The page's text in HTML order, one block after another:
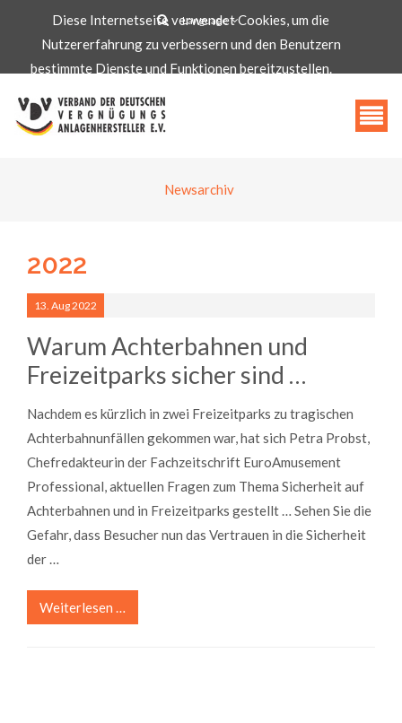
Language
info@vdv-freizeittechnologie.de
Newsarchiv
2022
13. Aug2022
Warum Achterbahnen und
Freizeitparks sicher sind …
Nachdem es kürzlich in zwei Freizeitparks zu tragischen
Achterbahnunfällen gekommen war, hat sich Petra Probst,
Chefredakteurin der Fachzeitschrift EuroAmusement
Professional, aktuellen Fragen zum Thema Sicherheit auf
Achterbahnen und in Freizeitparks gestellt … Sehen Sie die
Gefahr, dass Besucher nun das Vertrauen in die Sicherheit
der …
Weiterlesen …
Diese Internetseite verwendet Cookies, um die
Nutzererfahrung zu verbessern und den Benutzern
bestimmte Dienste und Funktionen bereitzustellen.
Akzeptieren